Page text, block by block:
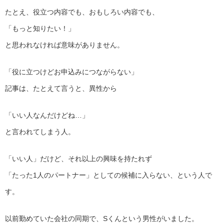
たとえ、役立つ内容でも、おもしろい内容でも、
「もっと知りたい！」
と思われなければ意味がありません。
「役に立つけどお申込みにつながらない」
記事は、たとえて言うと、異性から
「いい人なんだけどね…」
と言われてしまう人。
「いい人」だけど、それ以上の興味を持たれず
「たった1人のパートナー」としての候補に入らない、という人で
す。
以前勤めていた会社の同期で、Sくんという男性がいました。